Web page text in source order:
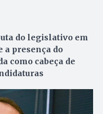
do legislativo em
a presença do
como cabeça de